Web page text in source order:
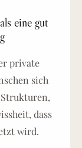
eine gut
private
sich
dass
wird.